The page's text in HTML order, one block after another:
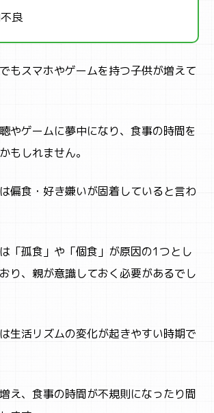
良
もスマホやゲームを持つ子供が増えて
やゲームに夢中になり、食事の時間を
もしれません。
偏食・好き嫌いが固着していると言わ
「孤食」や「個食」が原因の1つとし
り、親が意識しておく必要があるでし
生活リズムの変化が起きやすい時期で
え、食事の時間が不規則になったり間